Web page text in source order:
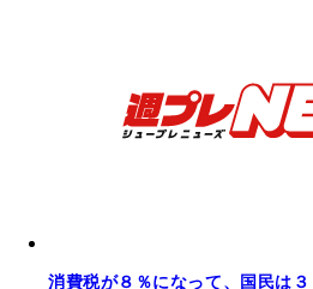
消費税が８％になって、国民は